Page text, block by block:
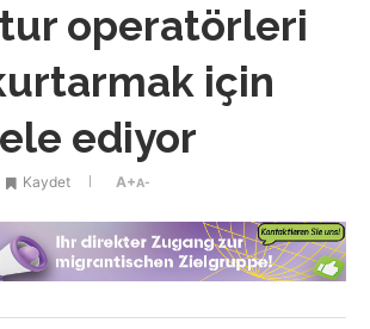
operatörleri
için
ediyor
Kaydet A+A-